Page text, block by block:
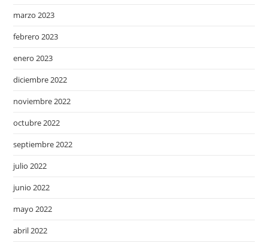
marzo 2023
febrero 2023
enero 2023
diciembre 2022
noviembre 2022
octubre 2022
septiembre 2022
julio 2022
junio 2022
mayo 2022
abril 2022